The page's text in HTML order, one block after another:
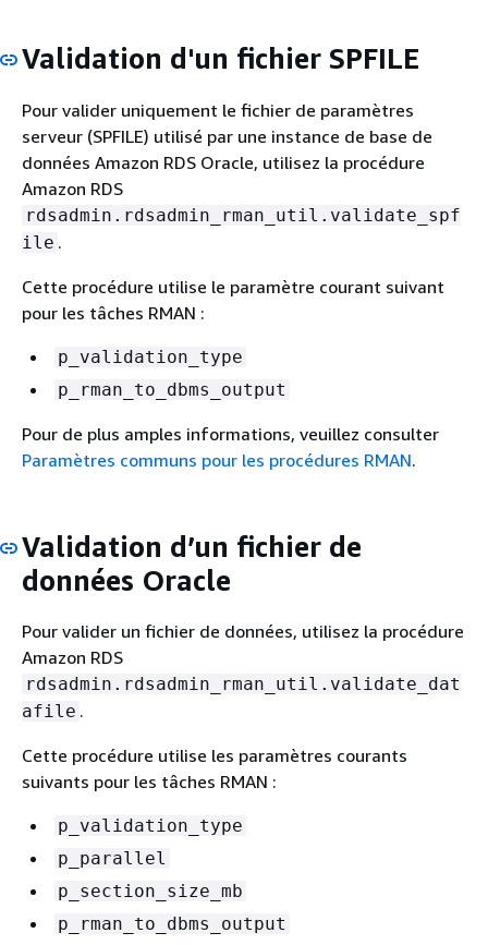
Validation d'un fichier SPFILE
Pour valider uniquement le fichier de paramètres
serveur (SPFILE) utilisé par une instance de base de
données Amazon RDS Oracle, utilisez la procédure
Amazon RDS
rdsadmin.rdsadmin_rman_util.validate_spf
ile .
Cette procédure utilise le paramètre courant suivant
pour les tâches RMAN :
p_validation_type
p_rman_to_dbms_output
Pour de plus amples informations, veuillez consulter
Paramètres communs pour les procédures RMAN.
Validation d’un fichier de
données Oracle
Pour valider un fichier de données, utilisez la procédure
Amazon RDS
rdsadmin.rdsadmin_rman_util.validate_dat
afile .
Cette procédure utilise les paramètres courants
suivants pour les tâches RMAN :
p_validation_type
p_parallel
p_section_size_mb
p_rman_to_dbms_output